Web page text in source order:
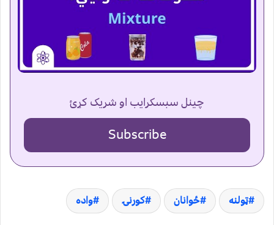
چینل سبسکرایب او شریک کړئ
Subscribe
ټولنه ځوانان کورنۍ واده